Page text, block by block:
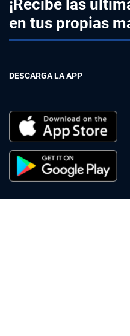
¡Recibe las
en tus propias
DESCARGA LA APP